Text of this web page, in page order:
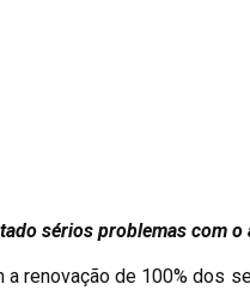
sérios problemas com
renovação de 100% dos